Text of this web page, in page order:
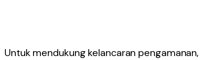
Untuk mendukung kelancaran pengamanan,